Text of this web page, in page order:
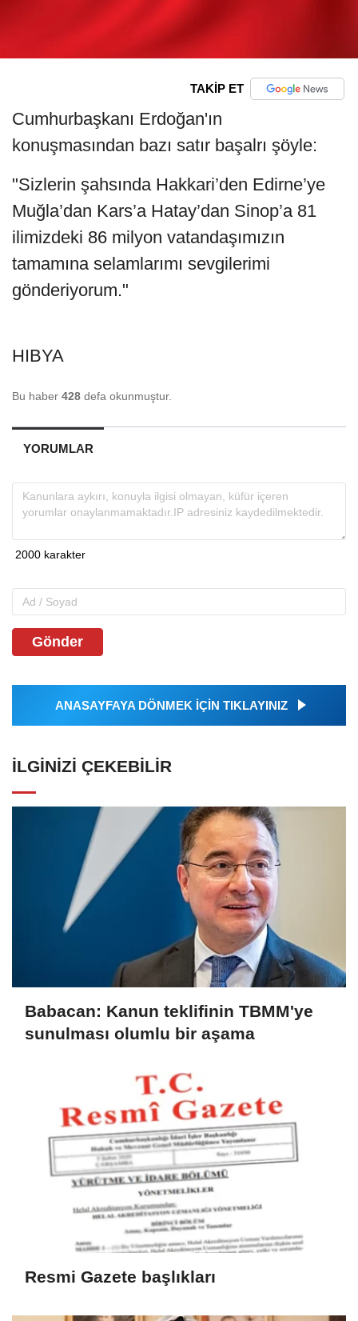
TAKİP ET
Cumhurbaşkanı Erdoğan'ın
konuşmasından bazı satır başalrı şöyle:
"Sizlerin şahsında Hakkari’den Edirne’ye
Muğla’dan Kars’a Hatay’dan Sinop’a 81
ilimizdeki 86 milyon vatandaşımızın
tamamına selamlarımı sevgilerimi
gönderiyorum."
HIBYA
Bu haber 428 defa okunmuştur.
YORUMLAR
Gönder
ANASAYFAYA DÖNMEK İÇİN TIKLAYINIZ
İLGINIZI ÇEKEBILIR
Babacan: Kanun teklifinin TBMM'ye
sunulması olumlu bir aşama
Resmi Gazete başlıkları